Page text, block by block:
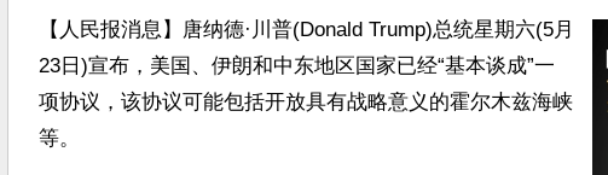
【人民报消息】唐纳德·川普(Donald Trump)总统星期六(5月
23日)宣布，美国、伊朗和中东地区国家已经“基本谈成”一
项协议，该协议可能包括开放具有战略意义的霍尔木兹海峡
等。